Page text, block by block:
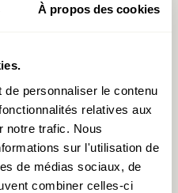
À propos des cookies
personnaliser le contenu
relatives aux
notre trafic. Nous
sur l'utilisation de
de médias sociaux, de
combiner celles-ci
pas publiée. Les champs
*